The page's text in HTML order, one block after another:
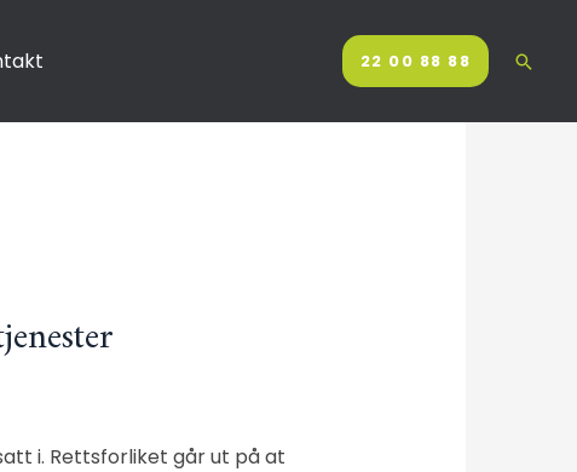
22 00 88 88
i. Rettsforliket går ut på at